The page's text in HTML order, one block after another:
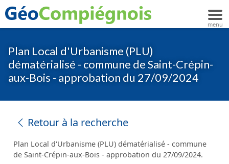
Plan Local d'Urbanisme (PLU)
dématérialisé - commune de Saint-Crépin-
aux-Bois - approbation du 27/09/2024
Retour à la recherche
Plan Local d'Urbanisme (PLU) dématérialisé - commune
de Saint-Crépin-aux-Bois - approbation du 27/09/2024.